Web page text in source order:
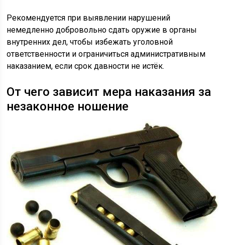
Рекомендуется при выявлении нарушений
немедленно добровольно сдать оружие в органы
внутренних дел, чтобы избежать уголовной
ответственности и ограничиться административным
наказанием, если срок давности не истёк.
От чего зависит мера наказания за
незаконное ношение